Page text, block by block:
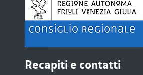
Recapiti e contatti